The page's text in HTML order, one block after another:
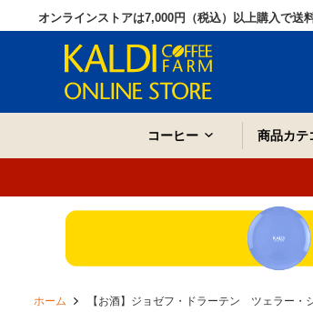
オンラインストアは7,000円（税込）以上購入で送
コーヒー 商品カテ
ホーム 【お酒】ジョゼフ・ドラーテン ツェラー・